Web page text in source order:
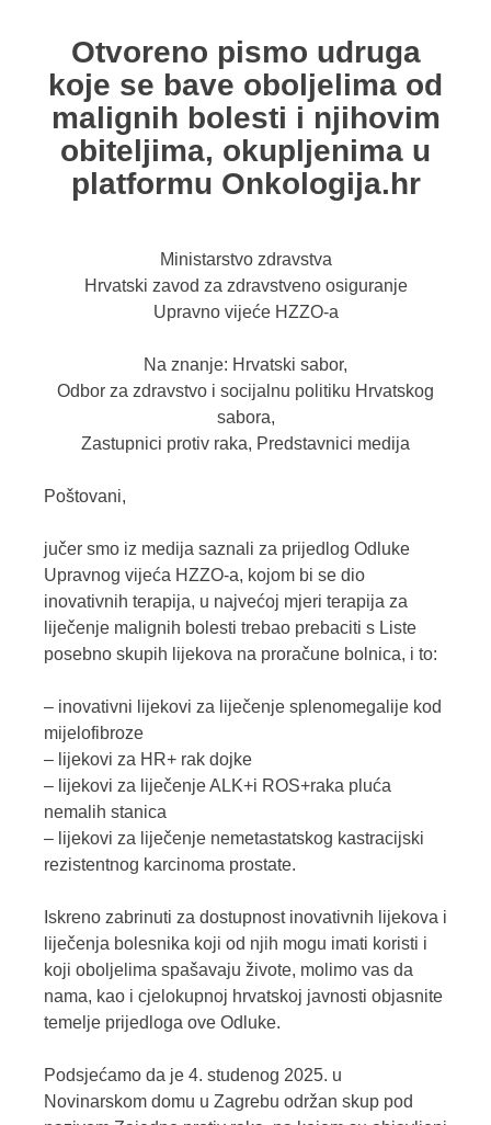
Otvoreno pismo udruga
koje se bave oboljelima od
malignih bolesti i njihovim
obiteljima, okupljenima u
platformu Onkologija.hr
Ministarstvo zdravstva
Hrvatski zavod za zdravstveno osiguranje
Upravno vijeće HZZO-a
Na znanje: Hrvatski sabor,
Odbor za zdravstvo i socijalnu politiku Hrvatskog
sabora,
Zastupnici protiv raka, Predstavnici medija
Poštovani,
jučer smo iz medija saznali za prijedlog Odluke
Upravnog vijeća HZZO-a, kojom bi se dio
inovativnih terapija, u najvećoj mjeri terapija za
liječenje malignih bolesti trebao prebaciti s Liste
posebno skupih lijekova na proračune bolnica, i to:
– inovativni lijekovi za liječenje splenomegalije kod
mijelofibroze
– lijekovi za HR+ rak dojke
– lijekovi za liječenje ALK+i ROS+raka pluća
nemalih stanica
– lijekovi za liječenje nemetastatskog kastracijski
rezistentnog karcinoma prostate.
Iskreno zabrinuti za dostupnost inovativnih lijekova i
liječenja bolesnika koji od njih mogu imati koristi i
koji oboljelima spašavaju živote, molimo vas da
nama, kao i cjelokupnoj hrvatskoj javnosti objasnite
temelje prijedloga ove Odluke.
Podsjećamo da je 4. studenog 2025. u
Novinarskom domu u Zagrebu održan skup pod